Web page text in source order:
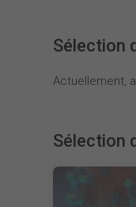
Sélection
Actuellement,
Sélection